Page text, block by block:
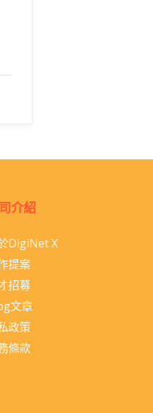
介紹
DigiNet X
提案
招募
文章
政策
條款